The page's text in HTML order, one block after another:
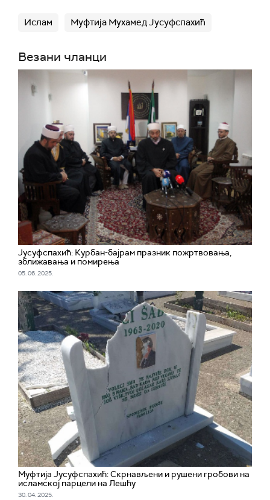
Ислам Муфтија Мухамед Јусуфспахић
Везани чланци
Јусуфспахић: Курбан-бајрам празник пожртвовања,
зближавања и помирења
05. 06. 2025.
Муфтија Јусуфспахић: Скрнављени и рушени гробови на
исламској парцели на Лешћу
30. 04. 2025.